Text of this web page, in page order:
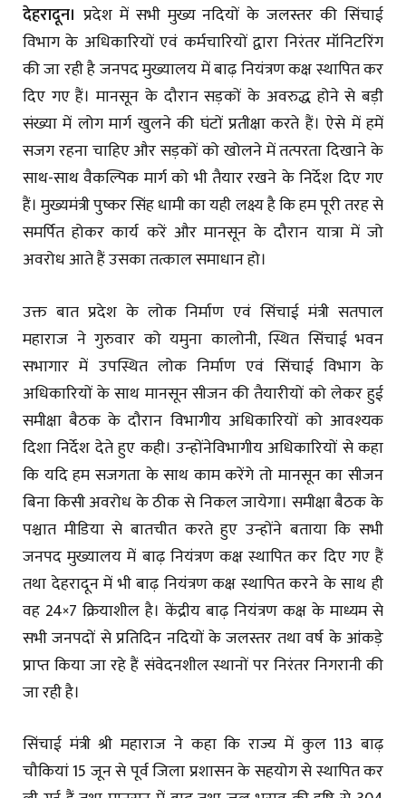
देहरादून। प्रदेश में सभी मुख्य नदियों के जलस्तर की सिंचाई
विभाग के अधिकारियों एवं कर्मचारियों द्वारा निरंतर मॉनिटरिंग
की जा रही है जनपद मुख्यालय में बाढ़ नियंत्रण कक्ष स्थापित कर
दिए गए हैं। मानसून के दौरान सड़कों के अवरुद्ध होने से बड़ी
संख्या में लोग मार्ग खुलने की घंटों प्रतीक्षा करते हैं। ऐसे में हमें
सजग रहना चाहिए और सड़कों को खोलने में तत्परता दिखाने के
साथ-साथ वैकल्पिक मार्ग को भी तैयार रखने के निर्देश दिए गए
हैं। मुख्यमंत्री पुष्कर सिंह धामी का यही लक्ष्य है कि हम पूरी तरह से
समर्पित होकर कार्य करें और मानसून के दौरान यात्रा में जो
अवरोध आते हैं उसका तत्काल समाधान हो।
उक्त बात प्रदेश के लोक निर्माण एवं सिंचाई मंत्री सतपाल
महाराज ने गुरुवार को यमुना कालोनी, स्थित सिंचाई भवन
सभागार में उपस्थित लोक निर्माण एवं सिंचाई विभाग के
अधिकारियों के साथ मानसून सीजन की तैयारीयों को लेकर हुई
समीक्षा बैठक के दौरान विभागीय अधिकारियों को आवश्यक
दिशा निर्देश देते हुए कही। उन्होंनेविभागीय अधिकारियों से कहा
कि यदि हम सजगता के साथ काम करेंगे तो मानसून का सीजन
बिना किसी अवरोध के ठीक से निकल जायेगा। समीक्षा बैठक के
पश्चात मीडिया से बातचीत करते हुए उन्होंने बताया कि सभी
जनपद मुख्यालय में बाढ़ नियंत्रण कक्ष स्थापित कर दिए गए हैं
तथा देहरादून में भी बाढ़ नियंत्रण कक्ष स्थापित करने के साथ ही
वह 24×7 क्रियाशील है। केंद्रीय बाढ़ नियंत्रण कक्ष के माध्यम से
सभी जनपदों से प्रतिदिन नदियों के जलस्तर तथा वर्ष के आंकड़े
प्राप्त किया जा रहे हैं संवेदनशील स्थानों पर निरंतर निगरानी की
जा रही है।
सिंचाई मंत्री श्री महाराज ने कहा कि राज्य में कुल 113 बाढ़
चौकियां 15 जून से पूर्व जिला प्रशासन के सहयोग से स्थापित कर